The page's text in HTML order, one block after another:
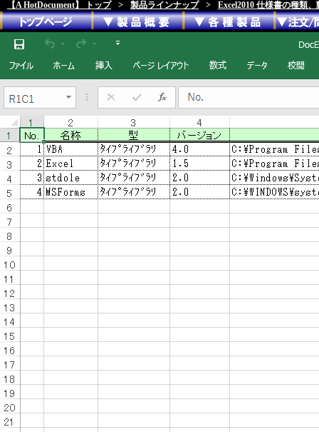
【A HotDocument】 トップ > 製品ラインナップ > Excel2010 仕様書の種類